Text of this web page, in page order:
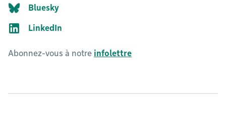
Bluesky
LinkedIn
Abonnez-vous à notre infolettre